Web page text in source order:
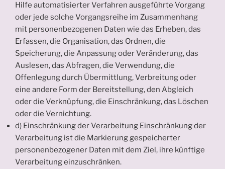
Hilfe automatisierter Verfahren ausgeführte Vorgang
oder jede solche Vorgangsreihe im Zusammenhang
mit personenbezogenen Daten wie das Erheben, das
Erfassen, die Organisation, das Ordnen, die
Speicherung, die Anpassung oder Veränderung, das
Auslesen, das Abfragen, die Verwendung, die
Offenlegung durch Übermittlung, Verbreitung oder
eine andere Form der Bereitstellung, den Abgleich
oder die Verknüpfung, die Einschränkung, das Löschen
oder die Vernichtung.
d) Einschränkung der Verarbeitung Einschränkung der
Verarbeitung ist die Markierung gespeicherter
personenbezogener Daten mit dem Ziel, ihre künftige
Verarbeitung einzuschränken.